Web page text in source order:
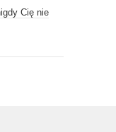
Cię nie